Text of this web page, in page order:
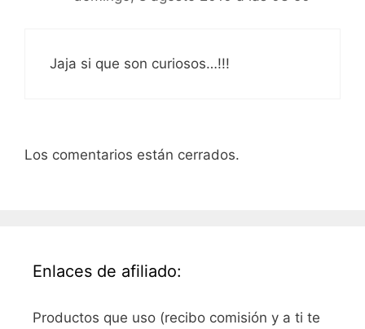
Jaja si que son curiosos…!!!
Los comentarios están cerrados.
Enlaces de afiliado:
Productos que uso (recibo comisión y a ti te